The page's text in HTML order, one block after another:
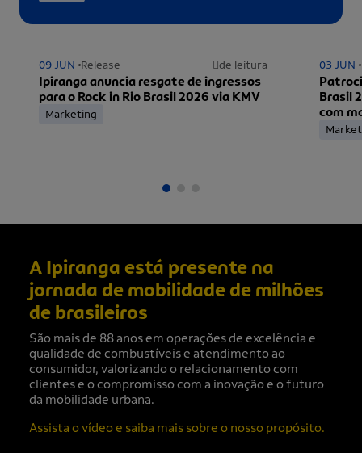
09 JUN Release de leitura
Ipiranga anuncia resgate de ingressos
para o Rock in Rio Brasil 2026 via KMV
Marketing
03 JUN
Brasil
com
A Ipiranga está presente na
jornada de mobilidade de milhões
de brasileiros
São mais de 88 anos em operações de excelência e
qualidade de combustíveis e atendimento ao
consumidor, valorizando o relacionamento com
clientes e o compromisso com a inovação e o futuro
da mobilidade urbana.
Assista o vídeo e saiba mais sobre o nosso propósito.